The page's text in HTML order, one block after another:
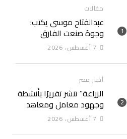
مقالات
عبدالفتاح موسى يكتب:
وجوهٌ صنعت الفارق
7 أغسطس، 2026
أخبار مصر
الزراعة” تنشر تقريرًا بأنشطة
وجهود معامل ومعاهد
“البحوث الزراعية” خلال
الأسبوع الأول من أغسطس
7 أغسطس، 2026